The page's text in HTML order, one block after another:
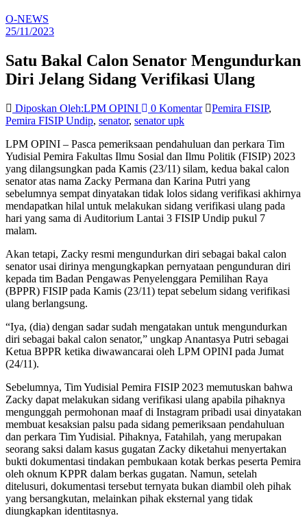
O-NEWS
25/11/2023
Satu Bakal Calon Senator Mengundurkan
Diri Jelang Sidang Verifikasi Ulang
Diposkan Oleh:LPM OPINI 0 Komentar Pemira FISIP,
Pemira FISIP Undip, senator, senator upk
LPM OPINI – Pasca pemeriksaan pendahuluan dan perkara Tim
Yudisial Pemira Fakultas Ilmu Sosial dan Ilmu Politik (FISIP) 2023
yang dilangsungkan pada Kamis (23/11) silam, kedua bakal calon
senator atas nama Zacky Permana dan Karina Putri yang
sebelumnya sempat dinyatakan tidak lolos sidang verifikasi akhirnya
mendapatkan hilal untuk melakukan sidang verifikasi ulang pada
hari yang sama di Auditorium Lantai 3 FISIP Undip pukul 7
malam.
Akan tetapi, Zacky resmi mengundurkan diri sebagai bakal calon
senator usai dirinya mengungkapkan pernyataan pengunduran diri
kepada tim Badan Pengawas Penyelenggara Pemilihan Raya
(BPPR) FISIP pada Kamis (23/11) tepat sebelum sidang verifikasi
ulang berlangsung.
“Iya, (dia) dengan sadar sudah mengatakan untuk mengundurkan
diri sebagai bakal calon senator,” ungkap Anantasya Putri sebagai
Ketua BPPR ketika diwawancarai oleh LPM OPINI pada Jumat
(24/11).
Sebelumnya, Tim Yudisial Pemira FISIP 2023 memutuskan bahwa
Zacky dapat melakukan sidang verifikasi ulang apabila pihaknya
mengunggah permohonan maaf di Instagram pribadi usai dinyatakan
membuat kesaksian palsu pada sidang pemeriksaan pendahuluan
dan perkara Tim Yudisial. Pihaknya, Fatahilah, yang merupakan
seorang saksi dalam kasus gugatan Zacky diketahui menyertakan
bukti dokumentasi tindakan pembukaan kotak berkas peserta Pemira
oleh oknum KPPR dalam berkas gugatan. Namun, setelah
ditelusuri, dokumentasi tersebut ternyata bukan diambil oleh pihak
yang bersangkutan, melainkan pihak eksternal yang tidak
diungkapkan identitasnya.